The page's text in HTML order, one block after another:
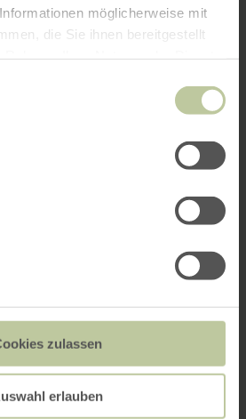
möglicherweise mit
die Sie ihnen bereitgestellt
zulassen
erlauben